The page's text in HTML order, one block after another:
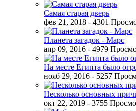
Самая старая дверь
фев 21, 2018 - 4301
Планета загадок - Марс
апр 09, 2016 - 4979
На месте Египта было
нояб 29, 2016 - 5257
Несколько основных
окт 22, 2019 - 3755